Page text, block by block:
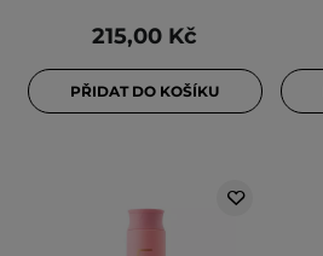
215,00 Kč
PŘIDAT DO KOŠÍKU